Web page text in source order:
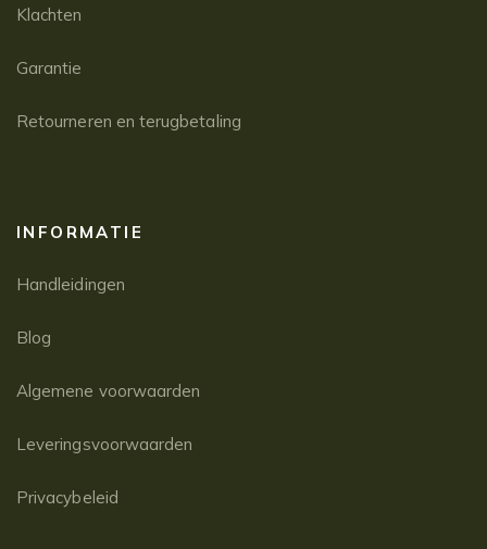
Klachten
Garantie
Retourneren en terugbetaling
INFORMATIE
Handleidingen
Blog
Algemene voorwaarden
Leveringsvoorwaarden
Privacybeleid